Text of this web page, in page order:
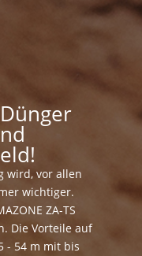
wird, vor allen
wichtiger.
ZA-TS
Die Vorteile auf
- 54 m mit bis